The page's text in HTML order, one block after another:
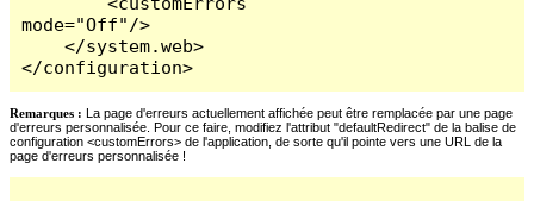
mode="Off"/>
    </system.web>
</configuration>
Remarques : La page d'erreurs actuellement affichée peut être remplacée par une page
d'erreurs personnalisée. Pour ce faire, modifiez l'attribut "defaultRedirect" de la balise de
configuration <customErrors> de l'application, de sorte qu'il pointe vers une URL de la
page d'erreurs personnalisée !